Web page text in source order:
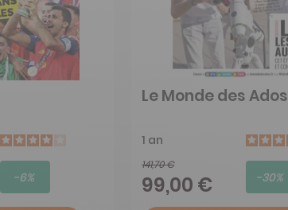
-6%
Le Monde des Ados
1 an
141,70 €
99,00 € -30%